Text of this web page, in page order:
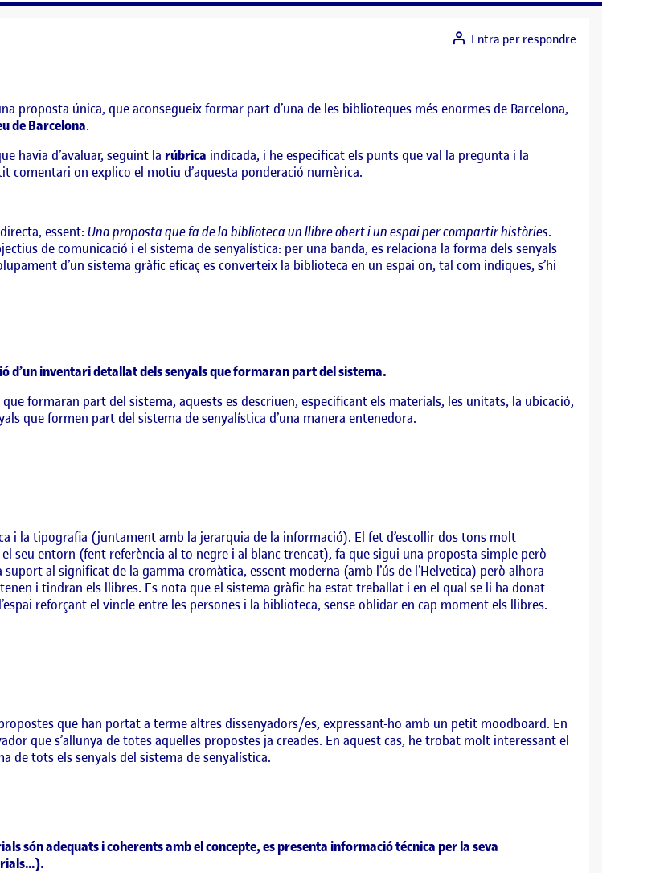
proposta única, que aconsegueix formar part d’una de les biblioteques més enormes de Barcelona,
de Barcelona.
havia d’avaluar, seguint la rúbrica indicada, i he especificat els punts que val la pregunta i la
comentari on explico el motiu d’aquesta ponderació numèrica.
essent: Una proposta que fa de la biblioteca un llibre obert i un espai per compartir històries.
de comunicació i el sistema de senyalística: per una banda, es relaciona la forma dels senyals
d’un sistema gràfic eficaç es converteix la biblioteca en un espai on, tal com indiques, s’hi
d’un inventari detallat dels senyals que formaran part del sistema.
formaran part del sistema, aquests es descriuen, especificant els materials, les unitats, la ubicació,
que formen part del sistema de senyalística d’una manera entenedora.
i la tipografia (juntament amb la jerarquia de la informació). El fet d’escollir dos tons molt
seu entorn (fent referència al to negre i al blanc trencat), fa que sigui una proposta simple però
al significat de la gamma cromàtica, essent moderna (amb l’ús de l’Helvetica) però alhora
i tindran els llibres. Es nota que el sistema gràfic ha estat treballat i en el qual se li ha donat
reforçant el vincle entre les persones i la biblioteca, sense oblidar en cap moment els llibres.
que han portat a terme altres dissenyadors/es, expressant-ho amb un petit moodboard. En
que s’allunya de totes aquelles propostes ja creades. En aquest cas, he trobat molt interessant el
de tots els senyals del sistema de senyalística.
són adequats i coherents amb el concepte, es presenta informació técnica per la seva
Entra per respondre